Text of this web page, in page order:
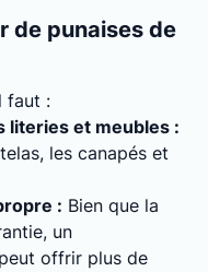
de punaises de
faut :
literies et meubles :
les canapés et
: Bien que la
un
offrir plus de